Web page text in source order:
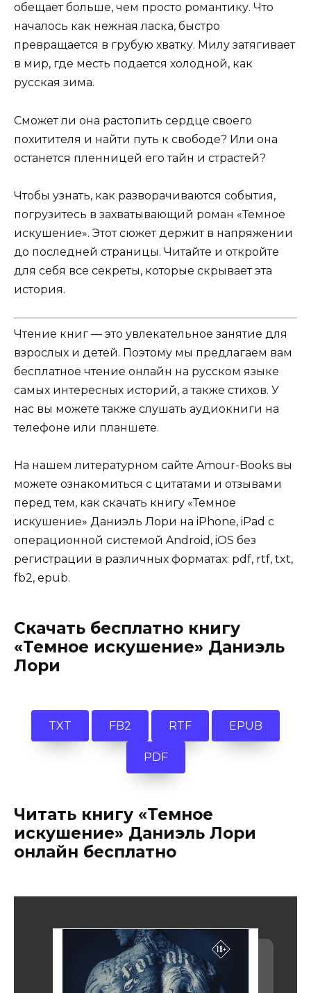
обещает больше, чем просто романтику. Что
началось как нежная ласка, быстро
превращается в грубую хватку. Милу затягивает
в мир, где месть подается холодной, как
русская зима.
Сможет ли она растопить сердце своего
похитителя и найти путь к свободе? Или она
останется пленницей его тайн и страстей?
Чтобы узнать, как разворачиваются события,
погрузитесь в захватывающий роман «Темное
искушение». Этот сюжет держит в напряжении
до последней страницы. Читайте и откройте
для себя все секреты, которые скрывает эта
история.
Чтение книг — это увлекательное занятие для
взрослых и детей. Поэтому мы предлагаем вам
бесплатное чтение онлайн на русском языке
самых интересных историй, а также стихов. У
нас вы можете также слушать аудиокниги на
телефоне или планшете.
На нашем литературном сайте Amour-Books вы
можете ознакомиться с цитатами и отзывами
перед тем, как скачать книгу «Темное
искушение» Даниэль Лори на iPhone, iPad с
операционной системой Android, iOS без
регистрации в различных форматах: pdf, rtf, txt,
fb2, epub.
Скачать бесплатно книгу
«Темное искушение» Даниэль
Лори
TXT FB2 RTF EPUB
PDF
Читать книгу «Темное
искушение» Даниэль Лори
онлайн бесплатно